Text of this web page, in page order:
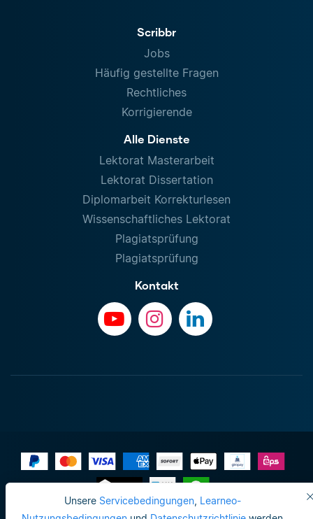
Unsere Servicebedingungen, Learneo-
Scribbr
Jobs
Häufig gestellte Fragen
Rechtliches
Korrigierende
Alle Dienste
Lektorat Masterarbeit
Lektorat Dissertation
Diplomarbeit Korrekturlesen
Wissenschaftliches Lektorat
Plagiatsprüfung
Plagiatsprüfung
Kontakt
Impressum